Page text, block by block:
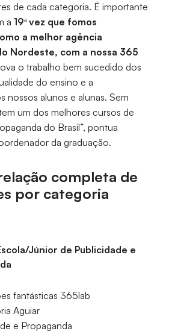
de cada categoria. É importante
a 19ª vez que fomos
a melhor agência
Nordeste, com a nossa 365
o trabalho bem sucedido dos
do ensino e a
nossos alunos e alunas. Sem
um dos melhores cursos de
do Brasil”, pontua
da graduação.
completa de
por categoria
Júnior de Publicidade e
fantásticas 365lab
Aguiar
e Propaganda